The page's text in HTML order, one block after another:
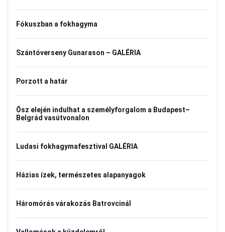
Fókuszban a fokhagyma
Szántóverseny Gunarason – GALÉRIA
Porzott a határ
Ősz elején indulhat a személyforgalom a Budapest–
Belgrád vasútvonalon
Ludasi fokhagymafesztival GALÉRIA
Házias ízek, természetes alapanyagok
Háromórás várakozás Batrovcinál